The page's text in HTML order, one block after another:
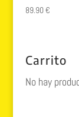
89.90€
Carrito
No hay